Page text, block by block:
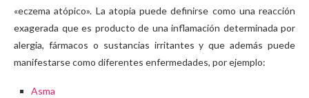
«eczema atópico». La atopia puede definirse como una reacción
exagerada que es producto de una inflamación determinada por
alergia, fármacos o sustancias irritantes y que además puede
manifestarse como diferentes enfermedades, por ejemplo:
Asma